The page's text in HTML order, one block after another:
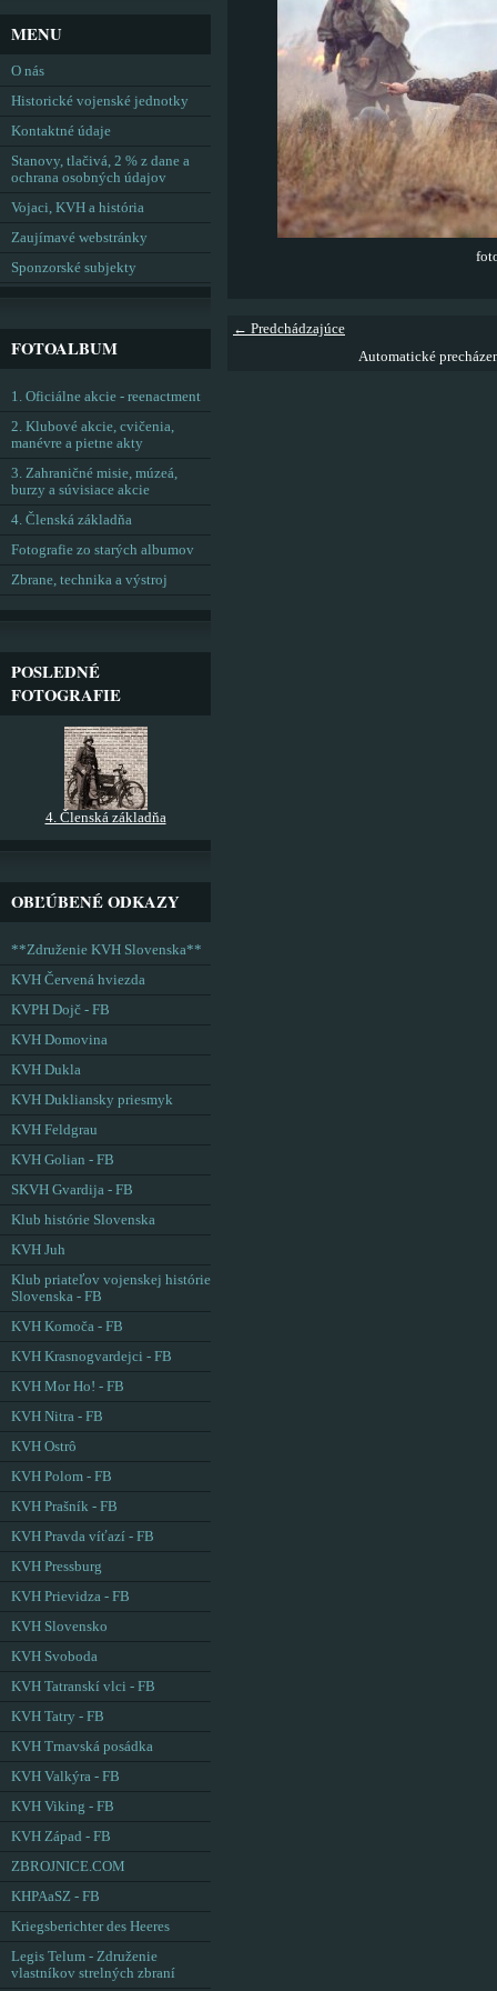
← Predchádzajúce
Automatické
MENU
O nás
Historické vojenské jednotky
Kontaktné údaje
Stanovy, tlačivá, 2 % z dane a
ochrana osobných údajov
Vojaci, KVH a história
Zaujímavé webstránky
Sponzorské subjekty
FOTOALBUM
1. Oficiálne akcie - reenactment
2. Klubové akcie, cvičenia,
manévre a pietne akty
3. Zahraničné misie, múzeá,
burzy a súvisiace akcie
4. Členská základňa
Fotografie zo starých albumov
Zbrane, technika a výstroj
POSLEDNÉ
FOTOGRAFIE
4. Členská základňa
OBĽÚBENÉ ODKAZY
**Združenie KVH Slovenska**
KVH Červená hviezda
KVPH Dojč - FB
KVH Domovina
KVH Dukla
KVH Dukliansky priesmyk
KVH Feldgrau
KVH Golian - FB
SKVH Gvardija - FB
Klub histórie Slovenska
KVH Juh
Klub priateľov vojenskej histórie
Slovenska - FB
KVH Komoča - FB
KVH Krasnogvardejci - FB
KVH Mor Ho! - FB
KVH Nitra - FB
KVH Ostrô
KVH Polom - FB
KVH Prašník - FB
KVH Pravda víťazí - FB
KVH Pressburg
KVH Prievidza - FB
KVH Slovensko
KVH Svoboda
KVH Tatranskí vlci - FB
KVH Tatry - FB
KVH Trnavská posádka
KVH Valkýra - FB
KVH Viking - FB
KVH Západ - FB
ZBROJNICE.COM
KHPAaSZ - FB
Kriegsberichter des Heeres
Legis Telum - Združenie
vlastníkov strelných zbraní